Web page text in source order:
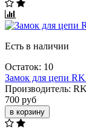
Есть в наличии
Остаток: 10
Замок для цепи
Производитель:
700 руб
в корзину